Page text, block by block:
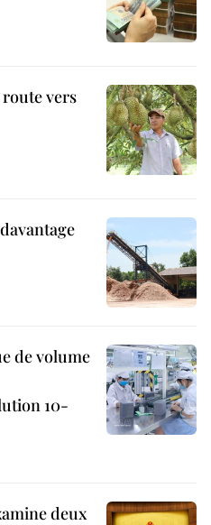
vers
de volume
10-
deux